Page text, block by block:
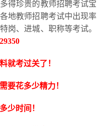
得珍贵的教师招聘考试宝
地教师招聘考试中出现率
岗、进城、职称等考试。
考过关了！
花多少精力！
少时间！